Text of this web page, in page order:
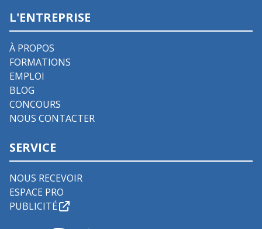
L'ENTREPRISE
À PROPOS
FORMATIONS
EMPLOI
BLOG
CONCOURS
NOUS CONTACTER
SERVICE
NOUS RECEVOIR
ESPACE PRO
PUBLICITÉ